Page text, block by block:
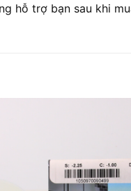
hỗ trợ bạn sau khi